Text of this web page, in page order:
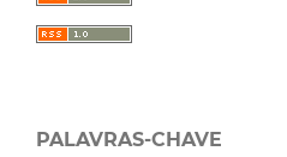
PALAVRAS-CHAVE